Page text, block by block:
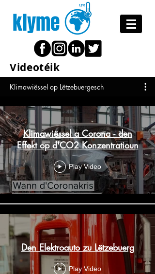
klyme
Klimawiëssel op Lëtzebuergesch
Klimawiëssel a Corona - den
Effekt op d'CO2 Konzentratioun
Play Video
Den Elektroauto zu Lëtzebuerg
Play Video
Videotéik